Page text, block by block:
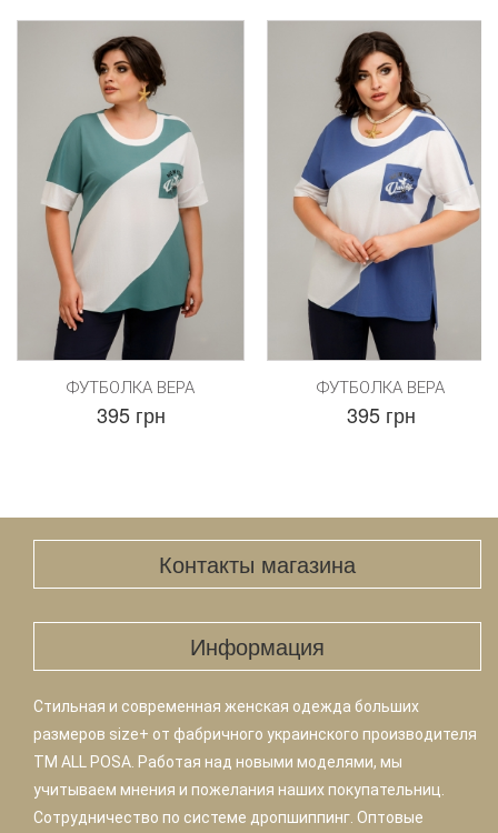
ФУТБОЛКА ВЕРА
395 грн
ФУТБОЛКА ВЕРА
395 грн
Контакты магазина
Информация
Стильная и современная женская одежда больших
размеров size+ от фабричного украинского производителя
TM ALL POSA. Работая над новыми моделями, мы
учитываем мнения и пожелания наших покупательниц.
Сотрудничество по системе дропшиппинг. Оптовые